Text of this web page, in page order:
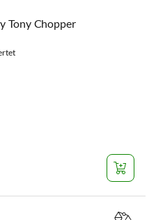
Tony Chopper